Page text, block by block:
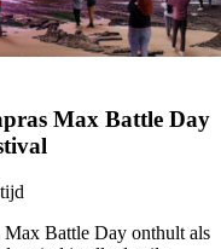
Max Battle Day
Battle Day onthult als